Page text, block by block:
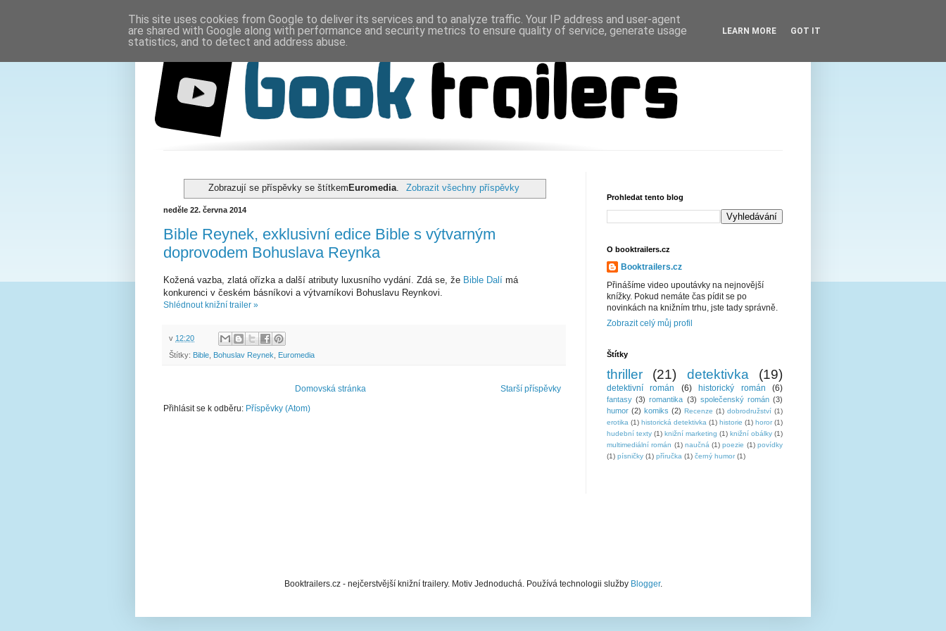
Zobrazují se příspěvky se štítkem Euromedia Zobrazit všechny příspěvky
neděle 22. června 2014
Bible Reynek, exklusivní edice Bible s výtvarným
doprovodem Bohuslava Reynka
Kožená vazba, zlatá ořízka a další atributy luxusního vydání. Zdá se, že Bible Dalí má
konkurenci v českém básníkovi a výtvarníkovi Bohuslavu Reynkovi.
Shlédnout knižní trailer »
v 12:20
Štítky: Bible Bohuslav Reynek Euromedia
Starší příspěvky
Domovská stránka
Přihlásit se k odběru: Příspěvky (Atom)
Prohledat tento blog
O booktrailers.cz
Booktrailers.cz
Přinášíme video upoutávky na nejnovější
knížky. Pokud nemáte čas pídit se po
novinkách na knižním trhu, jste tady správně.
Zobrazit celý můj profil
Štítky
thriller (21) detektivka (19)
detektivní román (6) historický román (6)
fantasy (3) romantika (3) společenský román (3)
humor (2) komiks (2) Recenze (1) dobrodružství (1)
erotika (1) historická detektivka (1) historie (1) horor (1)
hudební texty (1) knižní marketing (1) knižní obálky (1)
multimediální román (1) naučná (1) poezie (1) povídky
(1) písničky (1) příručka (1) černý humor (1)
Booktrailers.cz - nejčerstvější knižní trailery. Motiv Jednoduchá. Používá technologii služby Blogger.
This site uses cookies from Google to deliver its services and to analyze traffic. Your IP address and user-agent
are shared with Google along with performance and security metrics to ensure quality of service, generate usage
statistics, and to detect and address abuse.
LEARN MORE GOT IT